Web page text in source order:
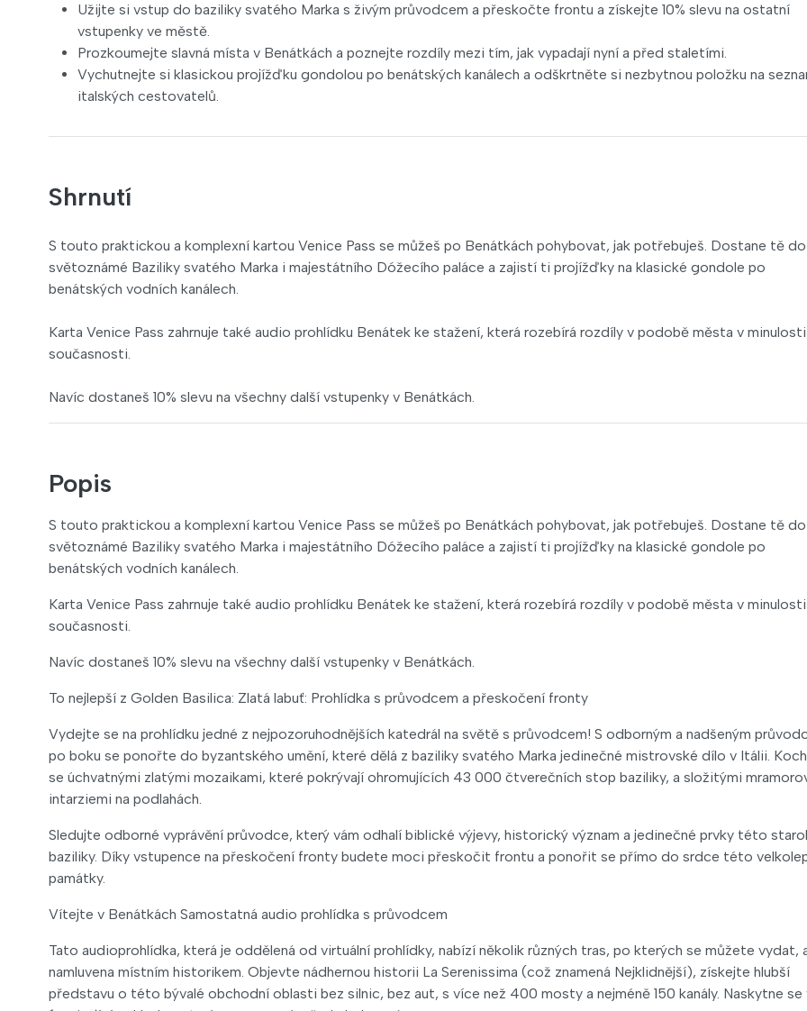
Užijte si vstup do baziliky svatého Marka s živým průvodcem a přeskočte frontu a získejte 10% slevu na ostatní
vstupenky ve městě.
Prozkoumejte slavná místa v Benátkách a poznejte rozdíly mezi tím, jak vypadají nyní a před staletími.
Vychutnejte si klasickou projížďku gondolou po benátských kanálech a odškrtněte si nezbytnou položku na
italských cestovatelů.
Shrnutí
S touto praktickou a komplexní kartou Venice Pass se můžeš po Benátkách pohybovat, jak potřebuješ. Dostane tě do
světoznámé Baziliky svatého Marka i majestátního Dóžecího paláce a zajistí ti projížďky na klasické gondole po
benátských vodních kanálech.
Karta Venice Pass zahrnuje také audio prohlídku Benátek ke stažení, která rozebírá rozdíly v podobě města v
současnosti.
Navíc dostaneš 10% slevu na všechny další vstupenky v Benátkách.
Popis
S touto praktickou a komplexní kartou Venice Pass se můžeš po Benátkách pohybovat, jak potřebuješ. Dostane tě do
světoznámé Baziliky svatého Marka i majestátního Dóžecího paláce a zajistí ti projížďky na klasické gondole po
benátských vodních kanálech.
Karta Venice Pass zahrnuje také audio prohlídku Benátek ke stažení, která rozebírá rozdíly v podobě města v
současnosti.
Navíc dostaneš 10% slevu na všechny další vstupenky v Benátkách.
To nejlepší z Golden Basilica: Zlatá labuť: Prohlídka s průvodcem a přeskočení fronty
Vydejte se na prohlídku jedné z nejpozoruhodnějších katedrál na světě s průvodcem! S odborným a nadšeným
po boku se ponořte do byzantského umění, které dělá z baziliky svatého Marka jedinečné mistrovské dílo v Itálii.
se úchvatnými zlatými mozaikami, které pokrývají ohromujících 43 000 čtverečních stop baziliky, a složitými
intarziemi na podlahách.
Sledujte odborné vyprávění průvodce, který vám odhalí biblické výjevy, historický význam a jedinečné prvky této
baziliky. Díky vstupence na přeskočení fronty budete moci přeskočit frontu a ponořit se přímo do srdce této
památky.
Vítejte v Benátkách Samostatná audio prohlídka s průvodcem
Tato audioprohlídka, která je oddělená od virtuální prohlídky, nabízí několik různých tras, po kterých se můžete vydat,
namluvena místním historikem. Objevte nádhernou historii La Serenissima (což znamená Nejklidnější), získejte hlubší
představu o této bývalé obchodní oblasti bez silnic, bez aut, s více než 400 mosty a nejméně 150 kanály. Naskytne se